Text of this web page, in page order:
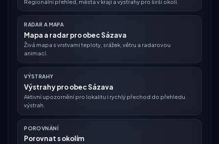
RADAR A MAPA
Mapa a radar pro obec Sázava
Živá mapa s vrstvami teploty, srážek, větru a radarovou
animací.
VÝSTRAHY
Výstrahy pro obec Sázava
Aktivní upozornění pro lokalitu i rychlý přechod do přehledu
výstrah.
POROVNÁNÍ
Porovnat s okolím